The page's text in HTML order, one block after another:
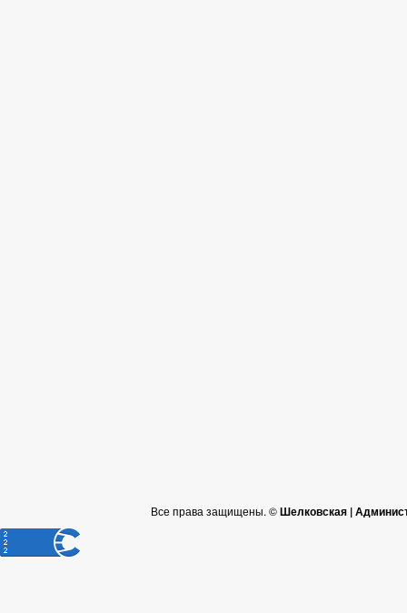
Все права защищены. ©Шелковская |